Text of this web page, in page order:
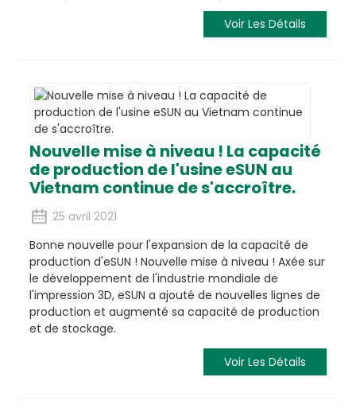
Voir Les Détails
Nouvelle mise à niveau ! La capacité
de production de l'usine eSUN au
Vietnam continue de s'accroître.
25 avril 2021
Bonne nouvelle pour l'expansion de la capacité de
production d'eSUN ! Nouvelle mise à niveau ! Axée sur
le développement de l'industrie mondiale de
l'impression 3D, eSUN a ajouté de nouvelles lignes de
production et augmenté sa capacité de production
et de stockage.
Voir Les Détails